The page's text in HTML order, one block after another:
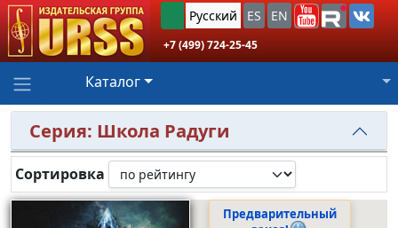
Русский ES EN
+7 (499) 724-25-45
Каталог
Серия: Школа Радуги
Сортировка
Предварительный